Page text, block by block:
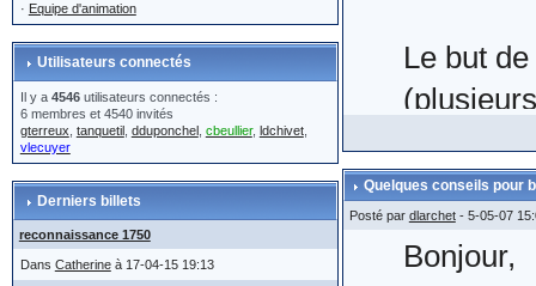
· Equipe d'animation
Utilisateurs connectés
Il y a 4546utilisateurs connectés :
6 membres et 4540 invités
gterreux tanquetil, dduponchel, cbeullier, ldchivet,
vlecuyer
Derniers billets
reconnaissance 1750
Dans Catherineà 17-04-15 19:13
Le but
même,
On voit
Quelques conseils pour
Posté par dlarchet- 5-05-07
Bonjour,